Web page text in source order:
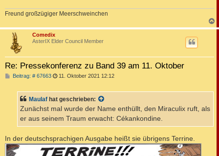
Freund großzügiger Meerschweinchen
a
Comedix
AsterIX Elder Council Member
Re: Pressekonferenz zu Band 39 am 11. Oktober
Beitrag: # 67663B
r
a
11. Oktober 2021 12:12
Maulaf hat geschrieben:
Zunächst mal wurde der Name enthüllt, den Miraculix ruft, als
er aus seinem Traum erwacht: Cékankondine.
In der deutschsprachigen Ausgabe heißt sie übrigens Terrine.